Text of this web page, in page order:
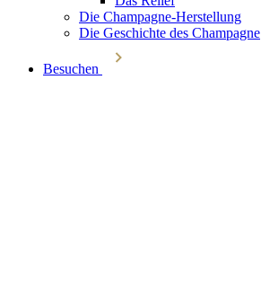
Die Champagne-Herstellung
Die Geschichte des Champagne
Besuchen